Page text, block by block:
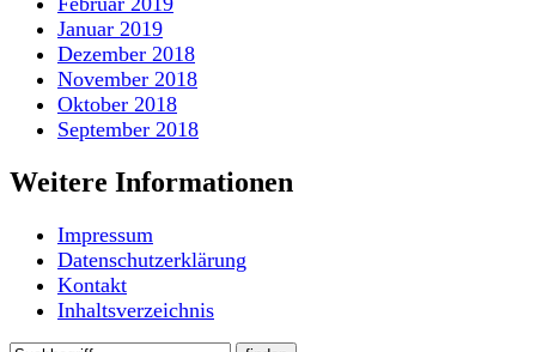
Januar 2019
Dezember 2018
November 2018
Oktober 2018
September 2018
Weitere Informationen
Impressum
Datenschutzerklärung
Kontakt
Inhaltsverzeichnis